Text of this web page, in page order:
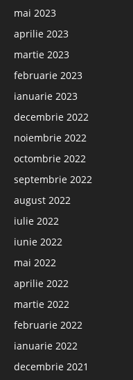
mai 2023
aprilie 2023
martie 2023
februarie 2023
ianuarie 2023
decembrie 2022
noiembrie 2022
octombrie 2022
septembrie 2022
august 2022
iulie 2022
iunie 2022
mai 2022
aprilie 2022
martie 2022
februarie 2022
ianuarie 2022
decembrie 2021